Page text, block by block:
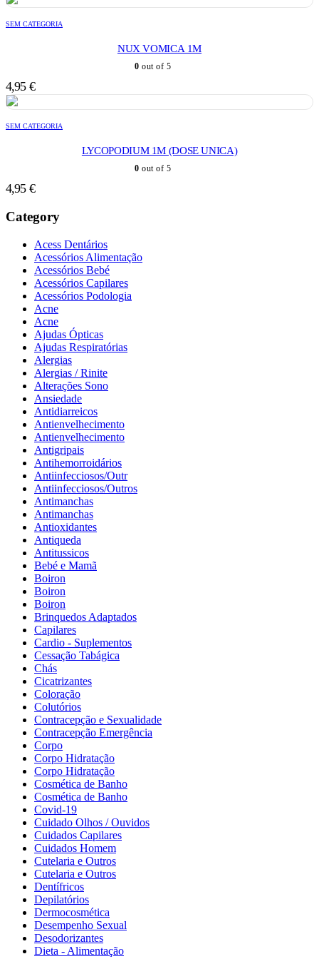
SEM CATEGORIA
NUX VOMICA 1M
0 out of 5
4,95 €
SEM CATEGORIA
LYCOPODIUM 1M (DOSE UNICA)
0 out of 5
4,95 €
Category
Acess Dentários
Acessórios Alimentação
Acessórios Bebé
Acessórios Capilares
Acessórios Podologia
Acne
Acne
Ajudas Ópticas
Ajudas Respiratórias
Alergias
Alergias / Rinite
Alterações Sono
Ansiedade
Antidiarreicos
Antienvelhecimento
Antienvelhecimento
Antigripais
Antihemorroidários
Antiinfecciosos/Outr
Antiinfecciosos/Outros
Antimanchas
Antimanchas
Antioxidantes
Antiqueda
Antitussicos
Bebé e Mamã
Boiron
Boiron
Boiron
Brinquedos Adaptados
Capilares
Cardio - Suplementos
Cessação Tabágica
Chás
Cicatrizantes
Coloração
Colutórios
Contracepção e Sexualidade
Contracepção Emergência
Corpo
Corpo Hidratação
Corpo Hidratação
Cosmética de Banho
Cosmética de Banho
Covid-19
Cuidado Olhos / Ouvidos
Cuidados Capilares
Cuidados Homem
Cutelaria e Outros
Cutelaria e Outros
Dentífricos
Depilatórios
Dermocosmética
Desempenho Sexual
Desodorizantes
Dieta - Alimentação